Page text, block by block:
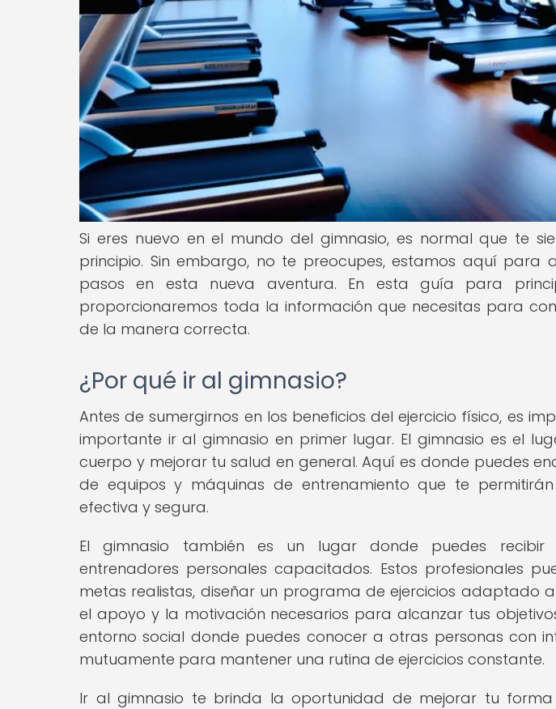
Si eres nuevo en el mundo del gimnasio, es normal que te
principio. Sin embargo, no te preocupes, estamos aquí para
pasos en esta nueva aventura. En esta guía para
proporcionaremos toda la información que necesitas para
de la manera correcta.
¿Por qué ir al gimnasio?
Antes de sumergirnos en los beneficios del ejercicio físico, es
importante ir al gimnasio en primer lugar. El gimnasio es el
cuerpo y mejorar tu salud en general. Aquí es donde puedes
de equipos y máquinas de entrenamiento que te
efectiva y segura.
El gimnasio también es un lugar donde puedes recibir
entrenadores personales capacitados. Estos profesionales
metas realistas, diseñar un programa de ejercicios adaptado
el apoyo y la motivación necesarios para alcanzar tus
entorno social donde puedes conocer a otras personas con
mutuamente para mantener una rutina de ejercicios constante.
Ir al gimnasio te brinda la oportunidad de mejorar tu